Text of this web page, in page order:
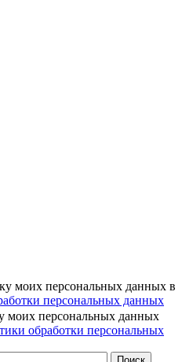
моих персональных данных в
персональных данных
моих персональных данных
обработки персональных